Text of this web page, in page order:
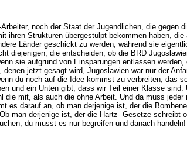
noch der Staat der Jugendlichen, die gegen
Strukturen übergestülpt bekommen haben,
Länder geschickt zu werden, während sie
diejenigen, die entscheiden, ob die BRD
sie aufgrund von Einsparungen entlassen
jetzt gesagt wird, Jugoslawien war nur der
du noch auf die Idee kommst zu verbreiten, das
und ein Unten gibt, dass wir Teil einer Klasse sind.
mit, als auch die ohne Arbeit. Und da muss
darauf an, ob man derjenige ist, der die
man derjenige ist, der die Hartz- Gesetze schreibt
du musst es nur begreifen und danach handeln!